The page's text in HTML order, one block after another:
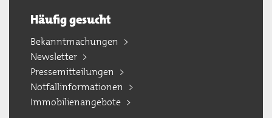
Häufig gesucht
Bekanntmachungen
Newsletter
Pressemitteilungen
Notfallinformationen
Immobilienangebote